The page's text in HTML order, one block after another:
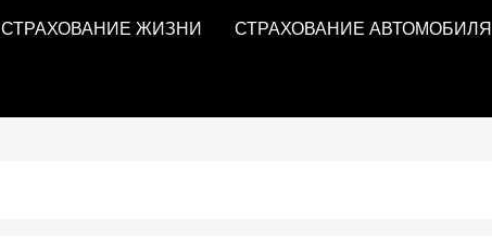
СТРАХОВАНИЕ ЖИЗНИ СТРАХОВАНИЕ АВТОМОБИЛЯ